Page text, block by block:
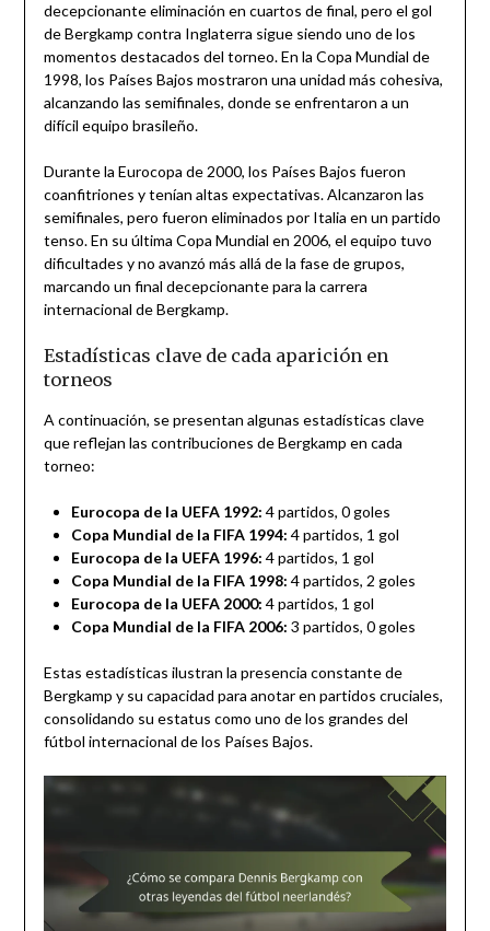
decepcionante eliminación en cuartos de final, pero el gol
de Bergkamp contra Inglaterra sigue siendo uno de los
momentos destacados del torneo. En la Copa Mundial de
1998, los Países Bajos mostraron una unidad más cohesiva,
alcanzando las semifinales, donde se enfrentaron a un
difícil equipo brasileño.
Durante la Eurocopa de 2000, los Países Bajos fueron
coanfitriones y tenían altas expectativas. Alcanzaron las
semifinales, pero fueron eliminados por Italia en un partido
tenso. En su última Copa Mundial en 2006, el equipo tuvo
dificultades y no avanzó más allá de la fase de grupos,
marcando un final decepcionante para la carrera
internacional de Bergkamp.
Estadísticas clave de cada aparición en
torneos
A continuación, se presentan algunas estadísticas clave
que reflejan las contribuciones de Bergkamp en cada
torneo:
Eurocopa de la UEFA 1992: 4 partidos, 0 goles
Copa Mundial de la FIFA 1994: 4 partidos, 1 gol
Eurocopa de la UEFA 1996: 4 partidos, 1 gol
Copa Mundial de la FIFA 1998: 4 partidos, 2 goles
Eurocopa de la UEFA 2000: 4 partidos, 1 gol
Copa Mundial de la FIFA 2006: 3 partidos, 0 goles
Estas estadísticas ilustran la presencia constante de
Bergkamp y su capacidad para anotar en partidos cruciales,
consolidando su estatus como uno de los grandes del
fútbol internacional de los Países Bajos.